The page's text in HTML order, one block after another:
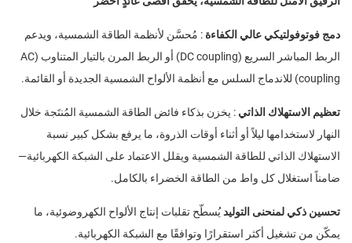
دمج فوتوفولتيكي عالي الكفاءة : مُحسَّن لأنظمة الطاقة الشمسية، ويدعم
الربط المباشر السريع (DC coupling) أو الربط المرن بالتيار المتناوب (AC
coupling) للاندماج السلس مع أنظمة الألواح الشمسية الجديدة أو القائمة.
تعظيم الاستهلاك الذاتي : يخزن بذكاء فائض الطاقة الشمسية المُنتَجة خلال
النهار لاستخدامها ليلاً أو أثناء أوقات الذروة، ما يرفع بشكل كبير نسبة
الاستهلاك الذاتي للطاقة الشمسية ويقلل الاعتماد على الشبكة الكهربائية—
ضامناً استغلال كل واط من الطاقة الخضراء بالكامل.
تحسين ذكي لمنحنى التوليديُسطّح تقلبات إنتاج الألواح الكهروضوئية، ما
يمكّن من تشغيل أكثر استقرارًا وتوافقًا مع الشبكة الكهربائية.